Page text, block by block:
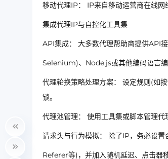
移动代理IP： IP来自移动运营商在线网
集成代理IP与自控化工具集
API集成： 大多数代理帮助商提供API
Selenium)、Node.js或其他编码语言编
代理轮换策略处理方案： 设定规则(如
锁。
代理池管理： 使用工具集或脚本管理
请求头与行为模拟： 除了IP，务必设
Referer等)，并加入随机延迟、点击器